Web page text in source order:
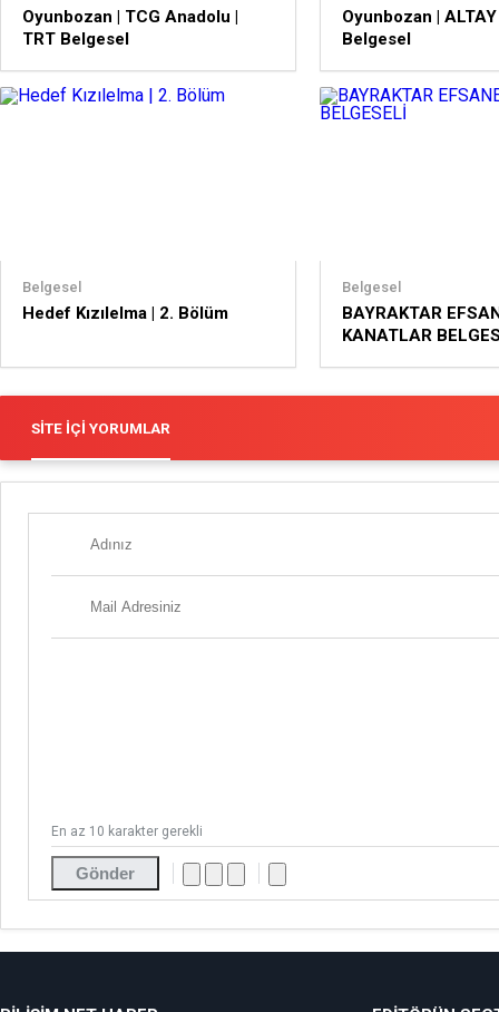
Oyunbozan | TCG Anadolu |
TRT Belgesel
Oyunbozan | ALTAY
Belgesel
Belgesel
Hedef Kızılelma | 2. Bölüm
Belgesel
BAYRAKTAR
KANATLAR
SITE İÇI YORUMLAR
Gönder
En az 10 karakter gerekli